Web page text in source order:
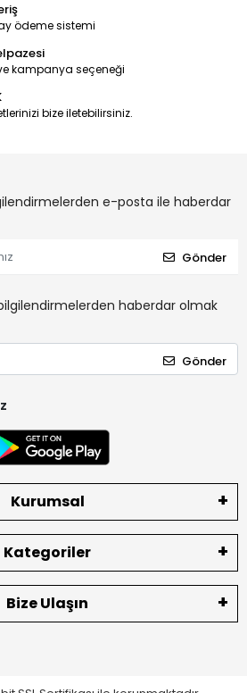
ödeme sistemi
kampanya seçeneği
bize iletebilirsiniz.
e-posta ile haberdar
Gönder
haberdar olmak
Gönder
Kurumsal
Kategoriler
Bize Ulaşın